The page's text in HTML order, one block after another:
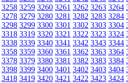
3258 3259 3260 3261 3262 3263 3264
3278 3279 3280 3281 3282 3283 3284
3298 3299 3300 3301 3302 3303 3304
3318 3319 3320 3321 3322 3323 3324
3338 3339 3340 3341 3342 3343 3344
3358 3359 3360 3361 3362 3363 3364
3378 3379 3380 3381 3382 3383 3384
3398 3399 3400 3401 3402 3403 3404
3418 3419 3420 3421 3422 3423 3424